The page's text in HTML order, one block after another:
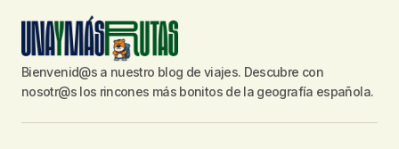
Bienvenid@s a nuestro blog de viajes. Descubre con
nosotr@s los rincones más bonitos de la geografía española.